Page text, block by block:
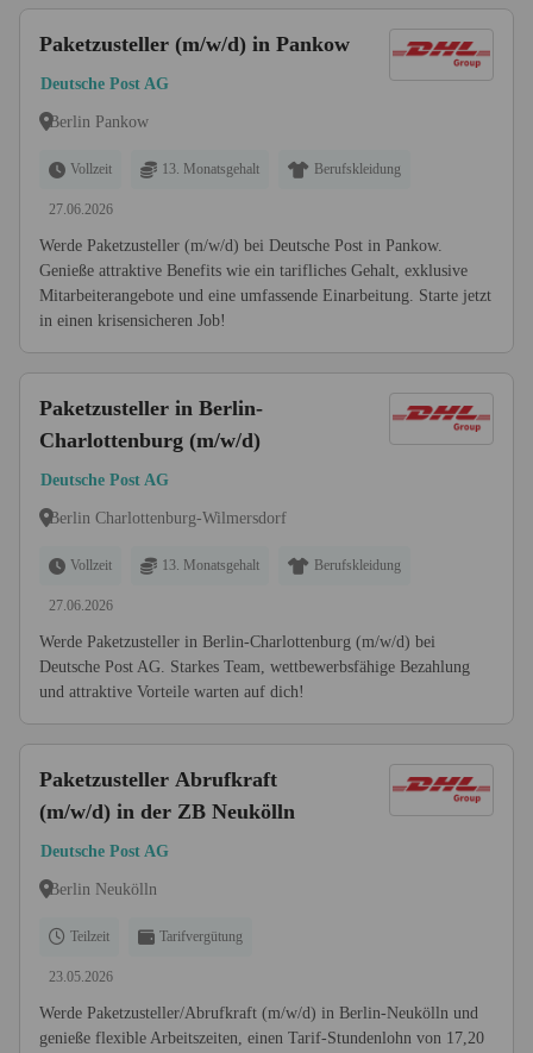
Paketzusteller (m/w/d) in Pankow
Deutsche Post AG
Berlin Pankow
Vollzeit 13. Monatsgehalt Berufskleidung
27.06.2026
Werde Paketzusteller (m/w/d) bei Deutsche Post in Pankow.
Genieße attraktive Benefits wie ein tarifliches Gehalt, exklusive
Mitarbeiterangebote und eine umfassende Einarbeitung. Starte jetzt
in einen krisensicheren Job!
Paketzusteller in Berlin-
Charlottenburg (m/w/d)
Deutsche Post AG
Berlin Charlottenburg-Wilmersdorf
Vollzeit 13. Monatsgehalt Berufskleidung
27.06.2026
Werde Paketzusteller in Berlin-Charlottenburg (m/w/d) bei
Deutsche Post AG. Starkes Team, wettbewerbsfähige Bezahlung
und attraktive Vorteile warten auf dich!
Paketzusteller Abrufkraft
(m/w/d) in der ZB Neukölln
Deutsche Post AG
Berlin Neukölln
Teilzeit Tarifvergütung
23.05.2026
Werde Paketzusteller/Abrufkraft (m/w/d) in Berlin-Neukölln und
genieße flexible Arbeitszeiten, einen Tarif-Stundenlohn von 17,20